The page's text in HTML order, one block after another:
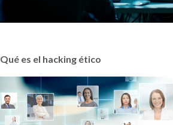
Qué es el hacking ético